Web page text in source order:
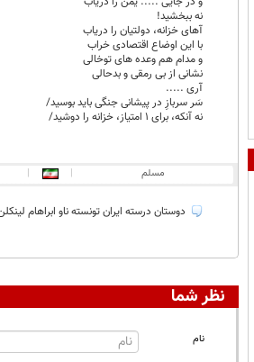
نه ببخشید!
آهای خزانه، دولتیان را دریاب
با این اوضاع اقتصادی خراب
و مدام هم وعده های توخالی
نشانی از بی رمقی و بدحالی
آری .....
سَر سربازِ در پیشانی جنگی باید بوسید/
نه آنکه، برای 1 امتیاز، خزانه را دوشید/
مسلم |
|
دوستان درسته ایران تونسته ناو ابراهام
نظر شما
نام